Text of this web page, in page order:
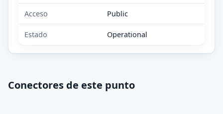
Acceso Public
Estado Operational
Conectores de este punto